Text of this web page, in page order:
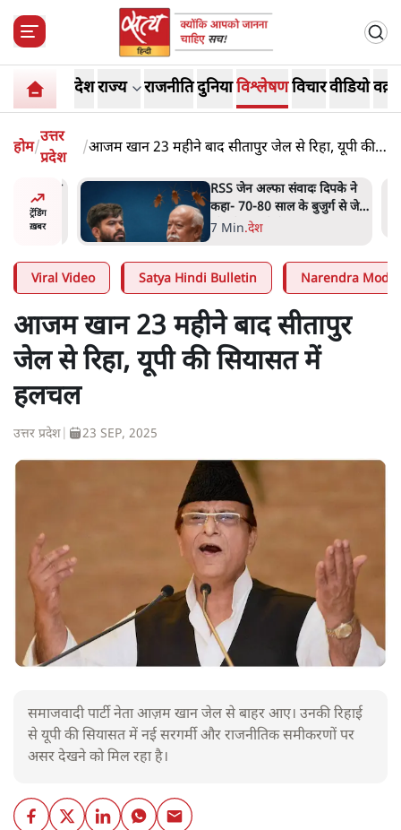
देशराज्य राजनीतिदुनियाविश्लेषणविचारवीडियो
होम/
उत्तर
प्रदेश
/आजम खान 23 महीने बाद सीतापुर जेल से रिहा, यूपी की
ट्रेंडिंग
ख़बर
आवास
RSS जेन अल्फा संवादः दिपके ने
कहा- 70-80 साल के बुजुर्ग से जेन
जी को क्या मिलेगा
7 Min.देश
Viral Video Satya Hindi Bulletin Narendra Modi
आजम खान 23 महीने बाद सीतापुर
जेल से रिहा, यूपी की सियासत में
हलचल
उत्तर प्रदेश 23 SEP, 2025
समाजवादी पार्टी नेता आज़म खान जेल से बाहर आए। उनकी रिहाई
से यूपी की सियासत में नई सरगर्मी और राजनीतिक समीकरणों पर
असर देखने को मिल रहा है।